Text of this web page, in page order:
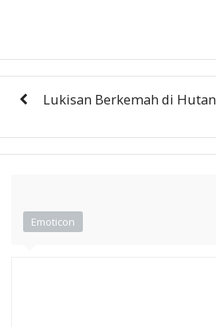
Lukisan Berkemah di Hutan
Emoticon